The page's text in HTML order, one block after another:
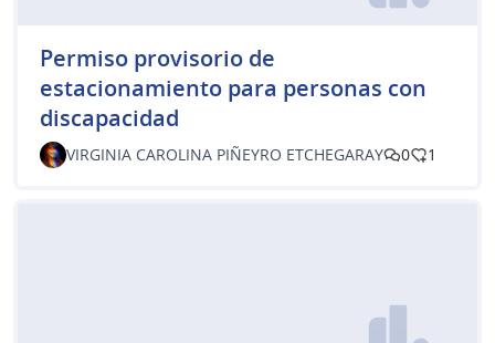
Permiso provisorio de
estacionamiento para personas con
discapacidad
VIRGINIA CAROLINA PIÑEYRO ETCHEGARAY 0 1